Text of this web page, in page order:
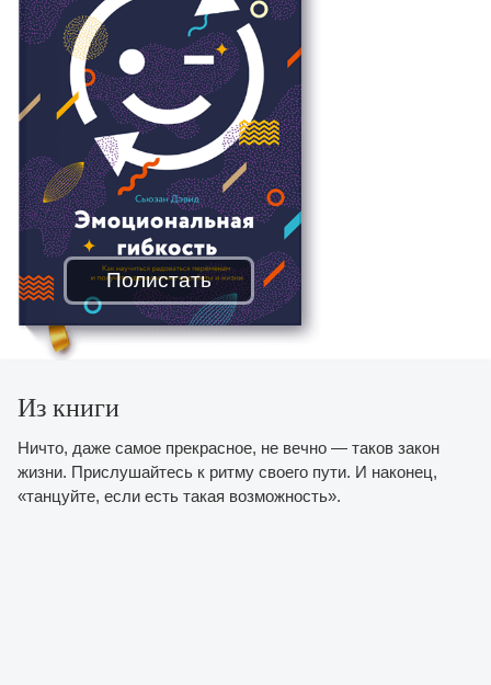
Полистать
Из книги
Ничто, даже самое прекрасное, не вечно — таков закон
жизни. Прислушайтесь к ритму своего пути. И наконец,
«танцуйте, если есть такая возможность».